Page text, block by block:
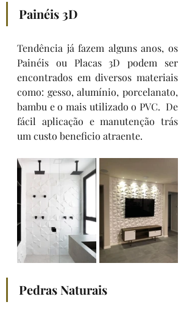
Painéis 3D
Tendência já fazem alguns anos, os
Painéis ou Placas 3D podem ser
encontrados em diversos materiais
como: gesso, alumínio, porcelanato,
bambu e o mais utilizado o PVC.  De
fácil aplicação e manutenção trás
um custo beneficio atraente.
Pedras Naturais